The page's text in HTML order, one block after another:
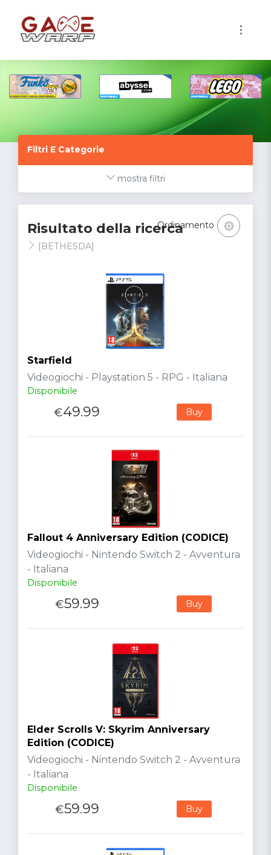
Filtri E Categorie
mostra filtri
Risultato della ricerca
[BETHESDA]
Ordinamento
Starfield
Videogiochi - Playstation 5 - RPG - Italiana
Disponibile
€49.99 Buy
Fallout 4 Anniversary Edition (CODICE)
Videogiochi - Nintendo Switch 2 - Avventura
- Italiana
Disponibile
€59.99 Buy
Elder Scrolls V: Skyrim Anniversary
Edition (CODICE)
Videogiochi - Nintendo Switch 2 - Avventura
- Italiana
Disponibile
€59.99 Buy